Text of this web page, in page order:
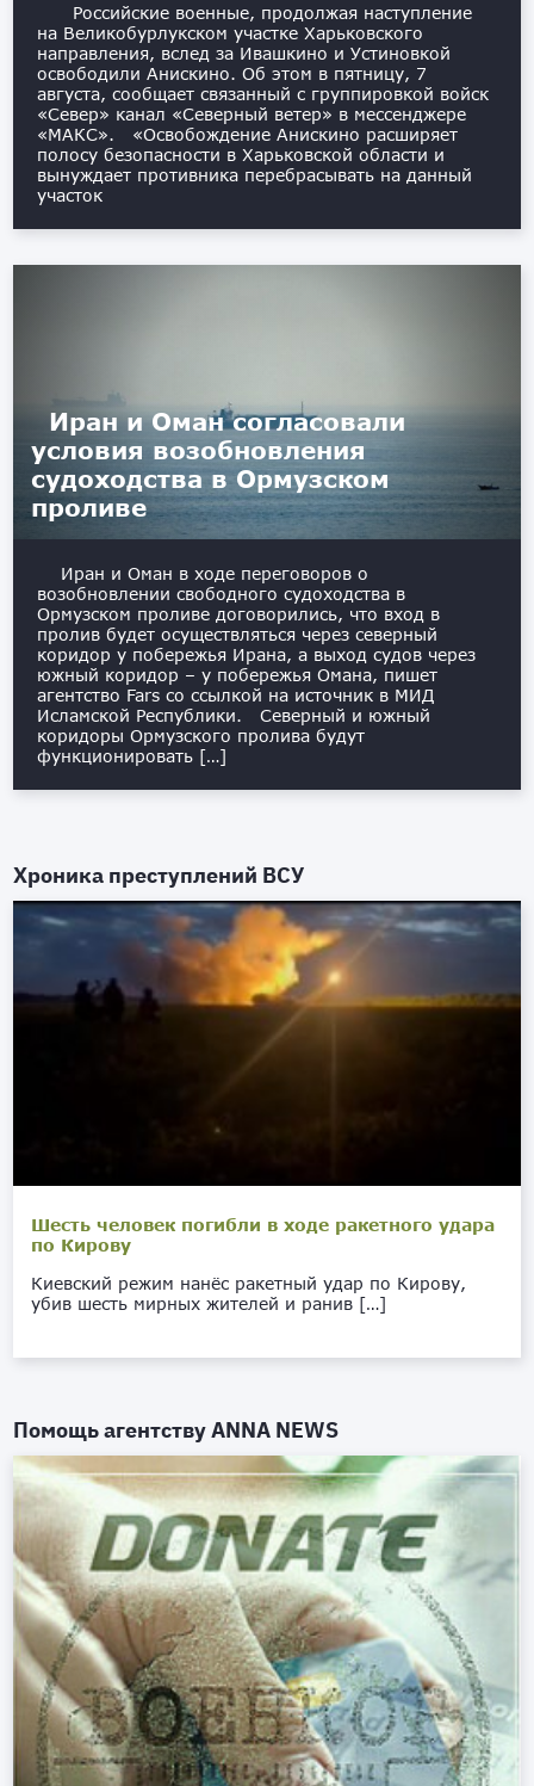
Российские военные, продолжая наступление
на Великобурлукском участке Харьковского
направления, вслед за Ивашкино и Устиновкой
освободили Анискино. Об этом в пятницу, 7
августа, сообщает связанный с группировкой войск
«Север» канал «Северный ветер» в мессенджере
«МАКС». «Освобождение Анискино расширяет
полосу безопасности в Харьковской области и
вынуждает противника перебрасывать на данный
участок
Иран и Оман согласовали
условия возобновления
судоходства в Ормузском
проливе
Иран и Оман в ходе переговоров о
возобновлении свободного судоходства в
Ормузском проливе договорились, что вход в
пролив будет осуществляться через северный
коридор у побережья Ирана, а выход судов через
южный коридор – у побережья Омана, пишет
агентство Fars со ссылкой на источник в МИД
Исламской Республики. Северный и южный
коридоры Ормузского пролива будут
функционировать […]
Хроника преступлений ВСУ
Шесть человек погибли в ходе ракетного удара
по Кирову
Киевский режим нанёс ракетный удар по Кирову,
убив шесть мирных жителей и ранив […]
Помощь агентствуANNA NEWS